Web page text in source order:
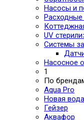
Насосы и
Расходные
UV
Системы
Насосное
1
По
Aqua Pro
Новая вода
Гейзер
Аквафор